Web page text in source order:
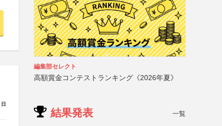
日
編集部セレクト
高額賞金コンテストランキング《2026年夏》
結果発表 一覧